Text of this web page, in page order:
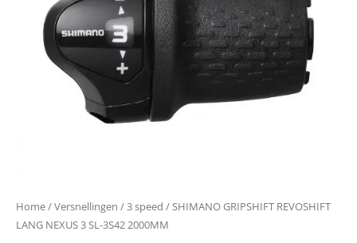
Home/Versnellingen /3 speed / SHIMANO GRIPSHIFT REVOSHIFT
LANG NEXUS 3 SL-3S42 2000MM